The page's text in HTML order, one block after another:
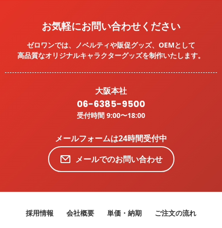
お気軽にお問い合わせください
ゼロワンでは、ノベルティや販促グッズ、OEMとして
高品質なオリジナルキャラクターグッズを制作いたします。
大阪本社
06-6385-9500
受付時間 9:00〜18:00
メールフォームは24時間受付中
メールでのお問い合わせ
採用情報 会社概要 単価・納期 ご注文の流れ